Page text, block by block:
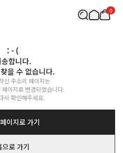
0
: - (
송합니다.
을 수 없습니다.
신 주소의 페이지는
이지로 변경되었습니다.
시 확인해주세요.
이지로 가기
으로 가기